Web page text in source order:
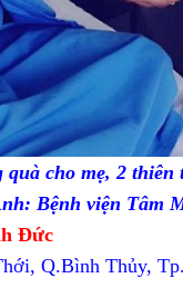
cho mẹ, 2
Bệnh viện Tâm
Đức
Q.Bình Thủy,